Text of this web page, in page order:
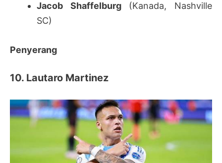
Jacob Shaffelburg(Kanada, Nashville
SC)
Penyerang
10. Lautaro Martinez